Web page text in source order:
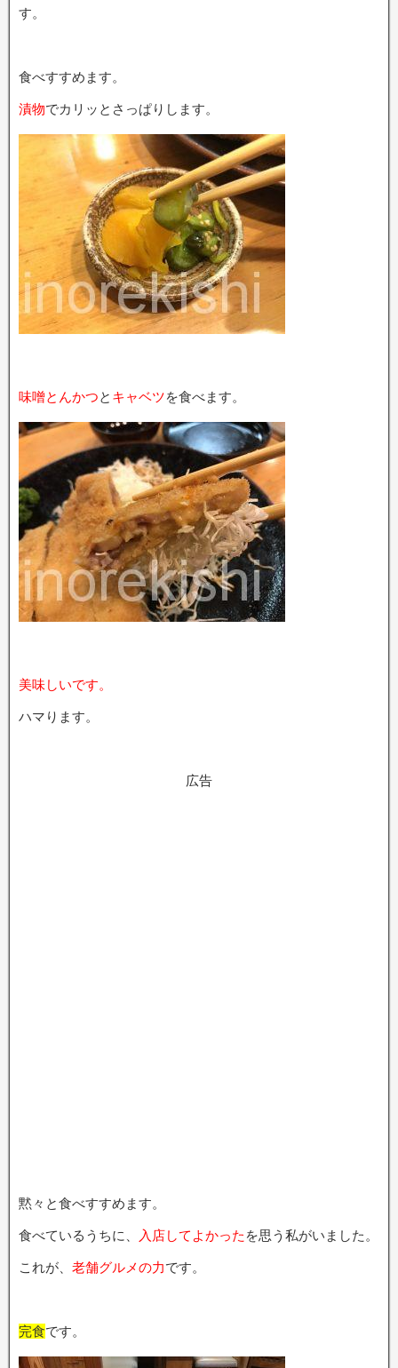
す。
食べすすめます。
漬物でカリッとさっぱりします。
味噌とんかつと キャベツを食べます。
美味しいです。
ハマります。
広告
黙々と食べすすめます。
食べているうちに、 入店してよかった を思う私がいました。
これが、 老舗グルメの力です。
完食です。